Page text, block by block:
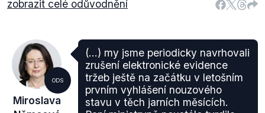
zobrazit celé odůvodnění
ODS
Miroslava
(...) my jsme periodicky navrhovali
zrušení elektronické evidence
tržeb ještě na začátku v letošním
prvním vyhlášení nouzového
stavu v těch jarních měsících.